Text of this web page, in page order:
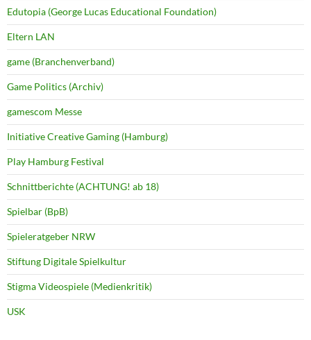
Edutopia (George Lucas Educational Foundation)
Eltern LAN
game (Branchenverband)
Game Politics (Archiv)
gamescom Messe
Initiative Creative Gaming (Hamburg)
Play Hamburg Festival
Schnittberichte (ACHTUNG! ab 18)
Spielbar (BpB)
Spieleratgeber NRW
Stiftung Digitale Spielkultur
Stigma Videospiele (Medienkritik)
USK